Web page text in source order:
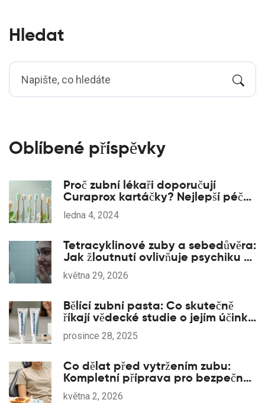
Hledat
Oblíbené příspěvky
Proč zubní lékaři doporučují
Curaprox kartáčky? Nejlepší péče
o zuby
ledna 4, 2024
Tetracyklinové zuby a sebedůvěra:
Jak žloutnutí ovlivňuje psychiku a
co s tím udělat
května 29, 2026
Bělící zubní pasta: Co skutečně
říkají vědecké studie o jejím účinku
a bezpečnosti?
prosince 28, 2025
Co dělat před vytržením zubu:
Kompletní příprava pro bezpečný
zákrok
května 2, 2026